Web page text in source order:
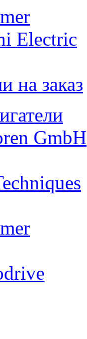
Electric
на заказ
GmbH